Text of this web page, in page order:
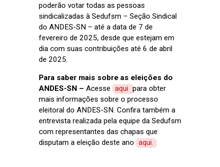
poderão votar todas as pessoas
sindicalizadas à Sedufsm – Seção Sindical
do ANDES-SN – até a data de 7 de
fevereiro de 2025, desde que estejam em
dia com suas contribuições até 6 de abril
de 2025.
Para saber mais sobre as eleições do
ANDES-SN – Acesse aqui para obter
mais informações sobre o processo
eleitoral do ANDES-SN. Confira também a
entrevista realizada pela equipe da Sedufsm
com representantes das chapas que
disputam a eleição deste ano aqui.